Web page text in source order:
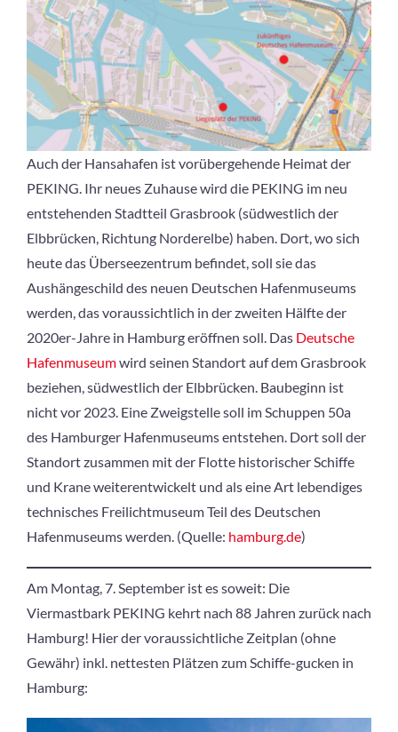
Auch der Hansahafen ist vorübergehende Heimat der
PEKING. Ihr neues Zuhause wird die PEKING im neu
entstehenden Stadtteil Grasbrook (südwestlich der
Elbbrücken, Richtung Norderelbe) haben. Dort, wo sich
heute das Überseezentrum befindet, soll sie das
Aushängeschild des neuen Deutschen Hafenmuseums
werden, das voraussichtlich in der zweiten Hälfte der
2020er-Jahre in Hamburg eröffnen soll. Das Deutsche
Hafenmuseumwird seinen Standort auf dem Grasbrook
beziehen, südwestlich der Elbbrücken. Baubeginn ist
nicht vor 2023. Eine Zweigstelle soll im Schuppen 50a
des Hamburger Hafenmuseums entstehen. Dort soll der
Standort zusammen mit der Flotte historischer Schiffe
und Krane weiterentwickelt und als eine Art lebendiges
technisches Freilichtmuseum Teil des Deutschen
Hafenmuseums werden. (Quelle: hamburg.de)
Am Montag, 7. September ist es soweit: Die
Viermastbark PEKING kehrt nach 88 Jahren zurück nach
Hamburg! Hier der voraussichtliche Zeitplan (ohne
Gewähr) inkl. nettesten Plätzen zum Schiffe-gucken in
Hamburg: